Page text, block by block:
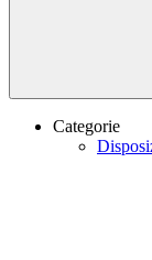
Categorie